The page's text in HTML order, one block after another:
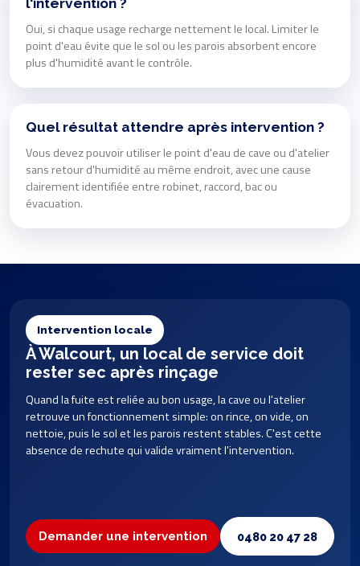
l'intervention ?
Oui, si chaque usage recharge nettement le local. Limiter le
point d'eau évite que le sol ou les parois absorbent encore
plus d'humidité avant le contrôle.
Quel résultat attendre après intervention ?
Vous devez pouvoir utiliser le point d'eau de cave ou d'atelier
sans retour d'humidité au même endroit, avec une cause
clairement identifiée entre robinet, raccord, bac ou
évacuation.
Intervention locale
À Walcourt, un local de service doit
rester sec après rinçage
Quand la fuite est reliée au bon usage, la cave ou l'atelier
retrouve un fonctionnement simple: on rince, on vide, on
nettoie, puis le sol et les parois restent stables. C'est cette
absence de rechute qui valide vraiment l'intervention.
Demander une intervention 0480 20 47 28